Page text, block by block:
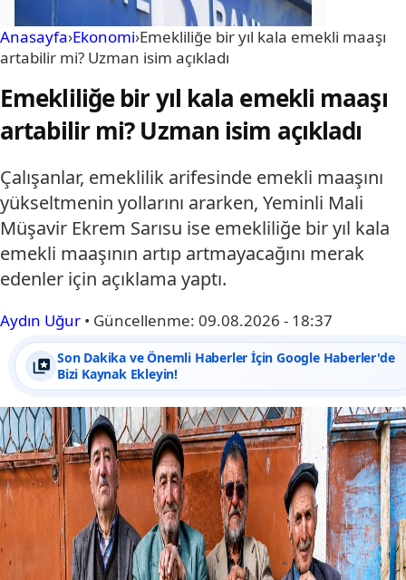
Anasayfa›Ekonomi›Emekliliğe bir yıl kala emekli maaşı
artabilir mi? Uzman isim açıkladı
Emekliliğe bir yıl kala emekli maaşı
artabilir mi? Uzman isim açıkladı
Çalışanlar, emeklilik arifesinde emekli maaşını
yükseltmenin yollarını ararken, Yeminli Mali
Müşavir Ekrem Sarısu ise emekliliğe bir yıl kala
emekli maaşının artıp artmayacağını merak
edenler için açıklama yaptı.
Aydın Uğur • Güncellenme: 09.08.2026 - 18:37
Son Dakika ve Önemli Haberler İçin Google Haberler'de
Bizi Kaynak Ekleyin!